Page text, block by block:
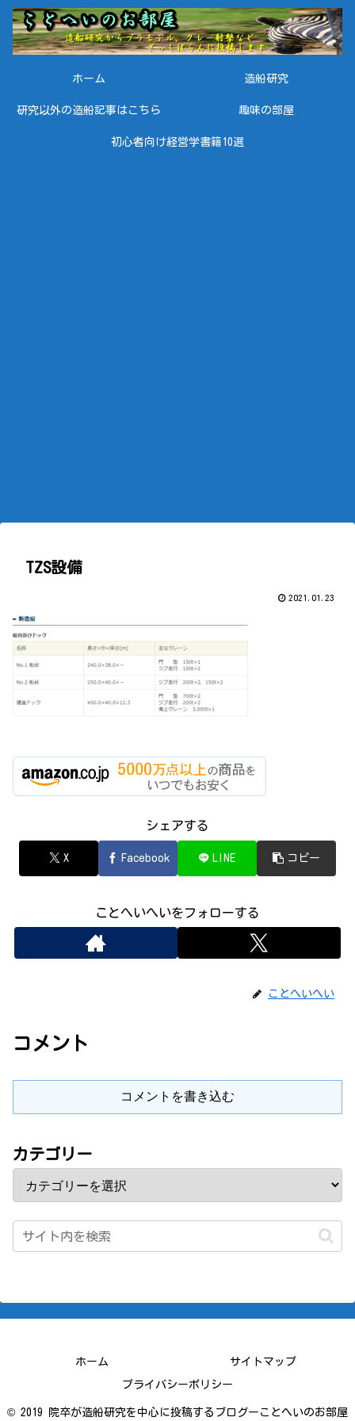
ホーム 造船研究
研究以外の造船記事はこちら 趣味の部屋
初心者向け経営学書籍10選
TZS設備
2021.01.23
シェアする
X Facebook LINE コピー
ことへいへいをフォローする
ことへいへい
コメント
コメントを書き込む
カテゴリー
ホーム サイトマップ
プライバシーポリシー
© 2019 院卒が造船研究を中心に投稿するブログーことへいのお部屋